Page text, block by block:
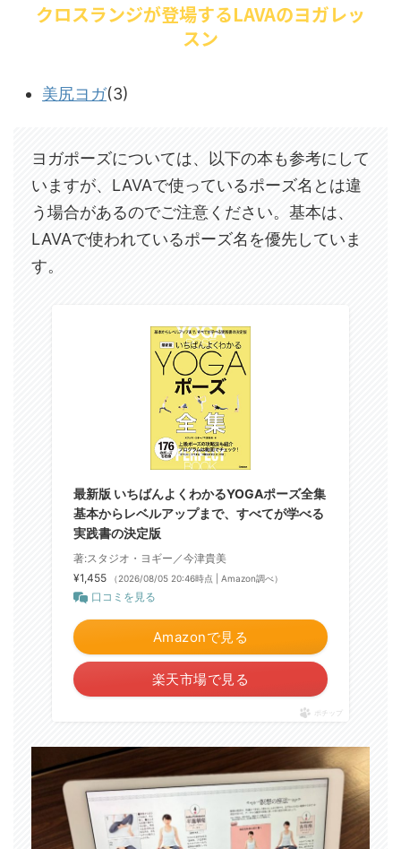
クロスランジが登場するLAVAのヨガレッ
スン
美尻ヨガ(3)
ヨガポーズについては、以下の本も参考にして
いますが、LAVAで使っているポーズ名とは違
う場合があるのでご注意ください。基本は、
LAVAで使われているポーズ名を優先していま
す。
最新版 いちばんよくわかるYOGAポーズ全集
基本からレベルアップまで、すべてが学べる
実践書の決定版
著:スタジオ・ヨギー／今津貴美
¥1,455
（2026/08/05 20:46時点 | Amazon調べ）
口コミを見る
Amazonで見る
楽天市場で見る
ポチップ